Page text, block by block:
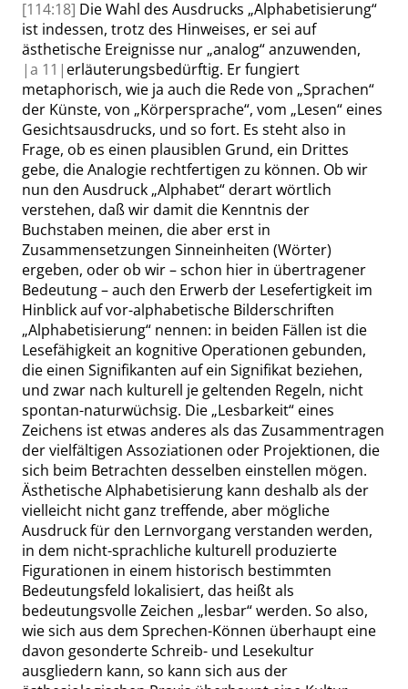
[114:18] Die Wahl des Ausdrucks „Alphabetisierung“
ist indessen, trotz des Hinweises, er sei auf
ästhetische Ereignisse nur „analog“anzuwenden,
|a 11| erläuterungsbedürftig. Er fungiert
metaphorisch, wie ja auch die Rede von „Sprachen“
der Künste, von „Körpersprache“, vom „Lesen“ eines
Gesichtsausdrucks, und so fort. Es steht also in
Frage, ob es einen plausiblen Grund, ein Drittes
gebe, die Analogie rechtfertigen zu können. Ob wir
nun den Ausdruck „Alphabet“derart wörtlich
verstehen, daß wir damit die Kenntnis der
Buchstaben meinen, die aber erst in
Zusammensetzungen Sinneinheiten (Wörter)
ergeben, oder ob wir – schon hier in übertragener
Bedeutung – auch den Erwerb der Lesefertigkeit im
Hinblick auf vor-alphabetische Bilderschriften
„Alphabetisierung“ nennen: in beiden Fällen ist die
Lesefähigkeit an kognitive Operationen gebunden,
die einen Signifikanten auf ein Signifikat beziehen,
und zwar nach kulturell je geltenden Regeln, nicht
spontan-naturwüchsig. Die „Lesbarkeit“ eines
Zeichens ist etwas anderes als das Zusammentragen
der vielfältigen Assoziationen oder Projektionen, die
sich beim Betrachten desselben einstellen mögen.
Ästhetische Alphabetisierung kann deshalb als der
vielleicht nicht ganz treffende, aber mögliche
Ausdruck für den Lernvorgang verstanden werden,
in dem nicht-sprachliche kulturell produzierte
Figurationen in einem historisch bestimmten
Bedeutungsfeld lokalisiert, das heißt als
bedeutungsvolle Zeichen „lesbar“werden. So also,
wie sich aus dem Sprechen-Können überhaupt eine
davon gesonderte Schreib- und Lesekultur
ausgliedern kann, so kann sich aus der